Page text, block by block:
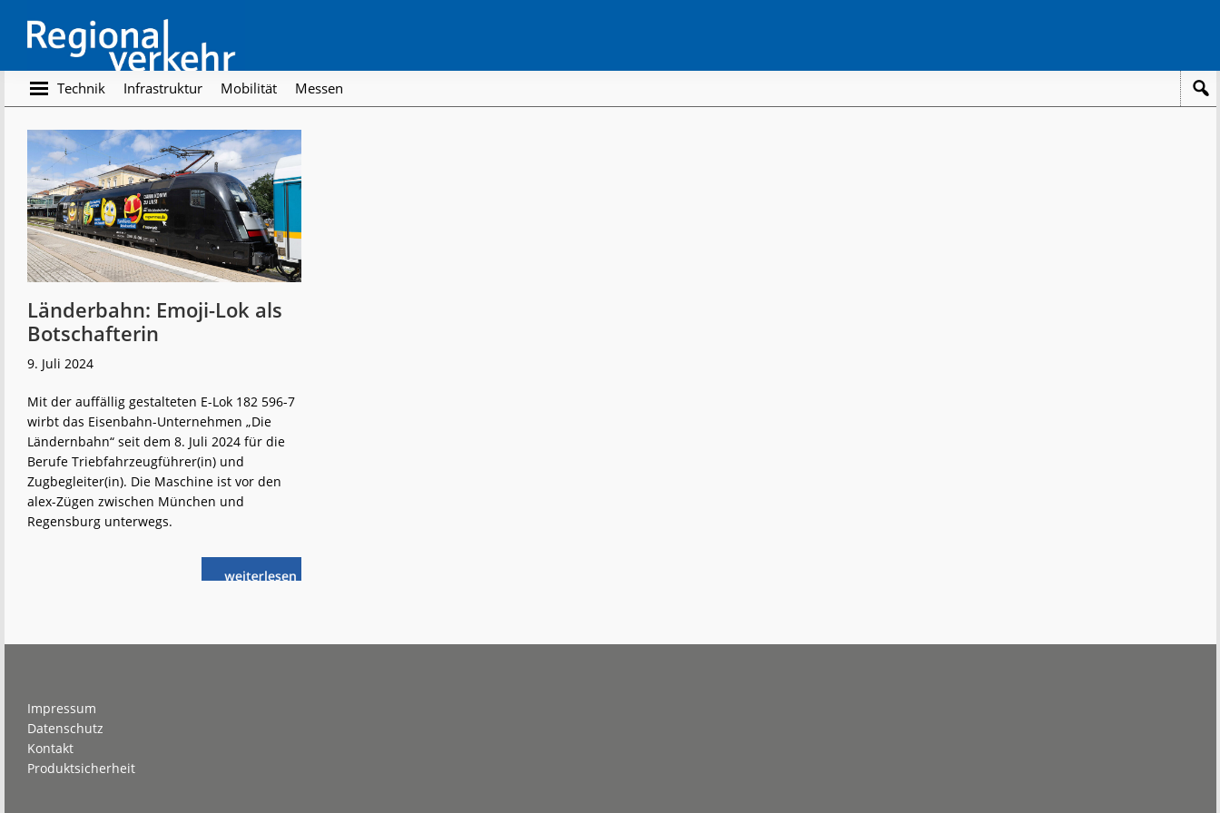
main
content
footer
Regionalverkehr
Die
Fachzeitschrift
den
Öffentlichen
Personennahverkehr
Technik Infrastruktur Mobilität Messen
Länderbahn: Emoji-Lok als
Botschafterin
9. Juli 2024
Mit der auffällig gestalteten E-Lok 182 596-7
wirbt das Eisenbahn-Unternehmen „Die
Ländernbahn“ seit dem 8. Juli 2024 für die
Berufe Triebfahrzeugführer(in) und
Zugbegleiter(in). Die Maschine ist vor den
alex-Zügen zwischen München und
Regensburg unterwegs.
weiterlese
nLänderbahn:
Impressum
Datenschutz
Kontakt
Produktsicherheit